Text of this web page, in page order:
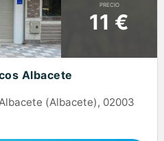
PRECIO
11 €
Albacete
(Albacete), 02003